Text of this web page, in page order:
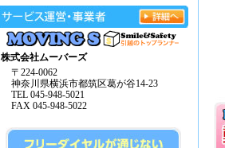
株式会社ムーバーズ
〒224-0062
神奈川県横浜市都筑区葛が谷14-23
TEL 045-948-5021
FAX 045-948-5022